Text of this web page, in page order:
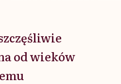
od wieków